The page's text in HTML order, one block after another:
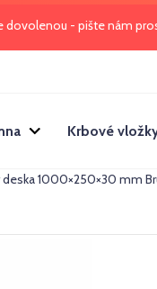
dovolenou - pište nám
Krbové
deska 1000×250×30 mm